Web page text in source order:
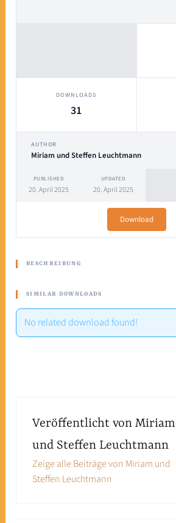
DOWNLOADS
31
AUTHOR
Miriam und Steffen Leuchtmann
PUBLISHED
20. April 2025
UPDATED
20. April 2025
Download
BESCHREIBUNG
SIMILAR DOWNLOADS
No related download found!
Veröffentlicht von Miriam
und Steffen Leuchtmann
Zeige alle Beiträge von Miriam und
Steffen Leuchtmann